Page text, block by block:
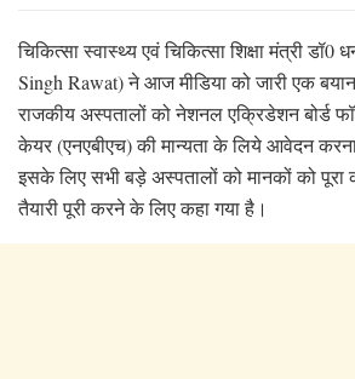
चिकित्सा स्वास्थ्य एवं चिकित्सा शिक्षा मंत्री डॉ0
Singh Rawat) ने आज मीडिया को जारी एक
राजकीय अस्पतालों को नेशनल एक्रिडेशन बोर्ड
केयर (एनएबीएच) की मान्यता के लिये आवेदन करना
इसके लिए सभी बड़े अस्पतालों को मानकों को
तैयारी पूरी करने के लिए कहा गया है।